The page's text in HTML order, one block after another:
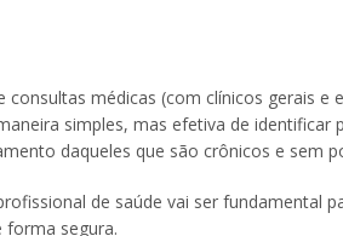
médicas (com clínicos gerais e
simples, mas efetiva de identificar
daqueles que são crônicos e sem
de saúde vai ser fundamental
forma segura.